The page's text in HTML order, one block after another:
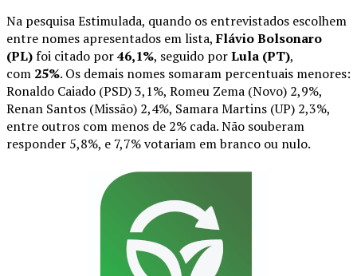
Na pesquisa Estimulada, quando os entrevistados escolhem
entre nomes apresentados em lista,Flávio Bolsonaro
(PL)foi citado por46,1%, seguido porLula (PT),
com 25%. Os demais nomes somaram percentuais menores:
Ronaldo Caiado (PSD) 3,1%, Romeu Zema (Novo) 2,9%,
Renan Santos (Missão) 2,4%, Samara Martins (UP) 2,3%,
entre outros com menos de 2% cada. Não souberam
responder 5,8%, e 7,7% votariam em branco ou nulo.